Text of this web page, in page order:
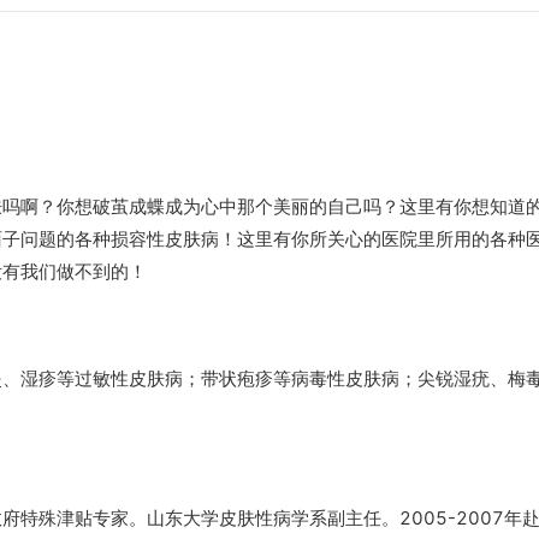
啊？你想破茧成蝶成为心中那个美丽的自己吗？这里有你想知道
问题的各种损容性皮肤病！这里有你所关心的医院里所用的各种
我们做不到的！
湿疹等过敏性皮肤病；带状疱疹等病毒性皮肤病；尖锐湿疣、梅
特殊津贴专家。山东大学皮肤性病学系副主任。2005-2007年